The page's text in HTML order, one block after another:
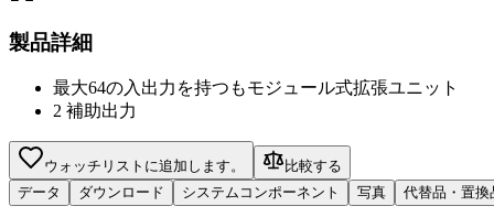
製品詳細
最大64の入出力を持つもモジュール式拡張ユニット
2 補助出力
ウォッチリストに追加します。
比較する
データ
ダウンロード システムコンポーネント 写真 代替品・置換